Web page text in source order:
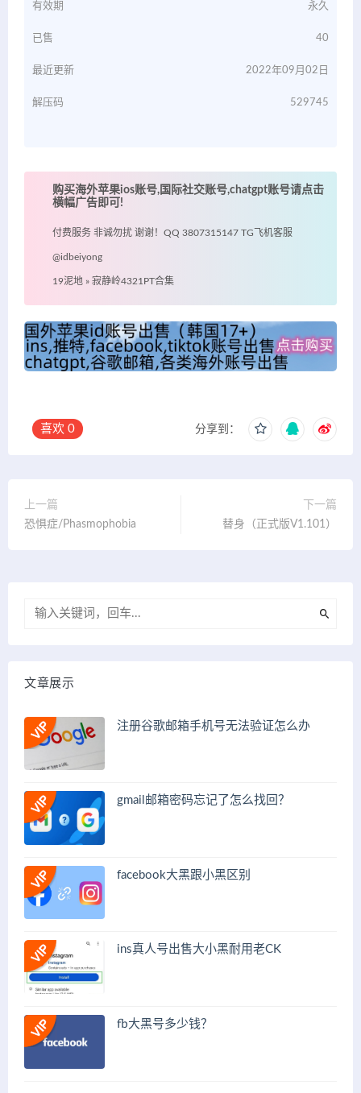
有效期 永久
已售 40
最近更新 2022年09月02日
解压码 529745
购买海外苹果ios账号,国际社交账号,chatgpt账号请点击
横幅广告即可!
付费服务 非诚勿扰 谢谢！QQ 3807315147 TG飞机客服
@idbeiyong
19泥地 » 寂静岭4321PT合集
喜欢 0 分享到：
上一篇
恐惧症/Phasmophobia
下一篇
替身（正式版V1.101）
文章展示
注册谷歌邮箱手机号无法验证怎么办
gmail邮箱密码忘记了怎么找回？
facebook大黑跟小黑区别
ins真人号出售大小黑耐用老CK
fb大黑号多少钱？